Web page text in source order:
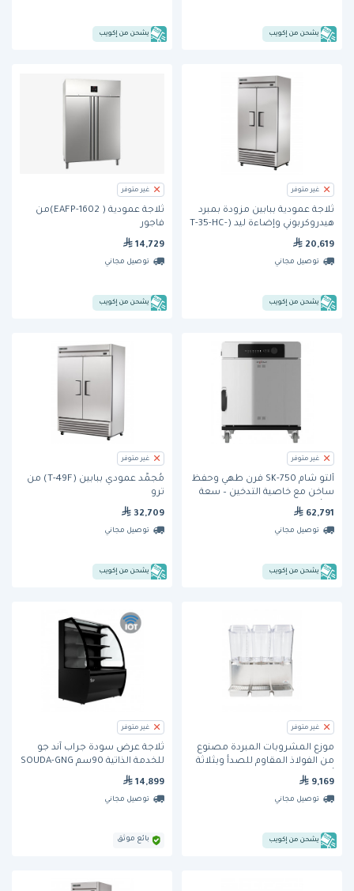
يشحن من إكويب يشحن من إكويب
غير متوفر
ثلاجة عمودية ببابين مزودة بمبرد
هيدروكربوني وإضاءة ليد (T-35-HC-
20,619
توصيل مجاني
يشحن من إكويب
غير متوفر
ثلاجة عمودية ( EAFP-1602)من
فاجور
14,729
توصيل مجاني
يشحن من إكويب
غير متوفر
ألتو شام 750-SK فرن طهي وحفظ
ساخن مع خاصية التدخين – سعة
62,791
توصيل مجاني
يشحن من إكويب
غير متوفر
مُجمِّد عمودي ببابين (T-49F) من
ترو
32,709
توصيل مجاني
يشحن من إكويب
غير متوفر
موزع المشروبات المبردة مصنوع
من الفولاذ المقاوم للصدأ وبثلاثة
كراثكو
9,169
توصيل مجاني
يشحن من إكويب
غير متوفر
ثلاجة عرض سودة جراب آند جو
للخدمة الذاتية 90سم SOUDA-GNG
تصميم منحني من برودان - الاصدار
الذكي مع نظام IoT - اللون الأسود
14,899
توصيل مجاني
بائع موثق